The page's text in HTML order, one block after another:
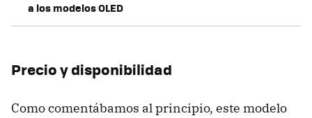
a los modelos OLED
Precio y disponibilidad
Como comentábamos al principio, este modelo